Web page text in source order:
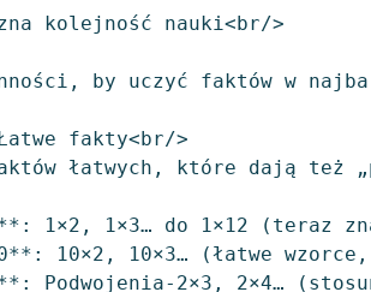
kolejność nauki<br/>
by uczyć faktów w
fakty<br/>
łatwych, które dają też
1×2, 1×3… do 1×12 (teraz
10×2, 10×3… (łatwe wzorce,
Podwojenia-2×3, 2×4…